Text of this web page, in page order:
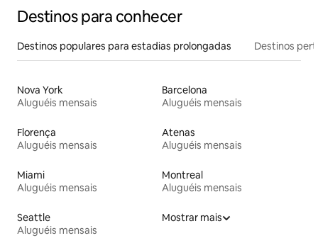
Destinos para conhecer
Destinos populares para estadias prolongadas Destinos
Nova York
Aluguéis mensais
Barcelona
Aluguéis mensais
Florença
Aluguéis mensais
Atenas
Aluguéis mensais
Miami
Aluguéis mensais
Montreal
Aluguéis mensais
Seattle
Aluguéis mensais
Mostrar mais